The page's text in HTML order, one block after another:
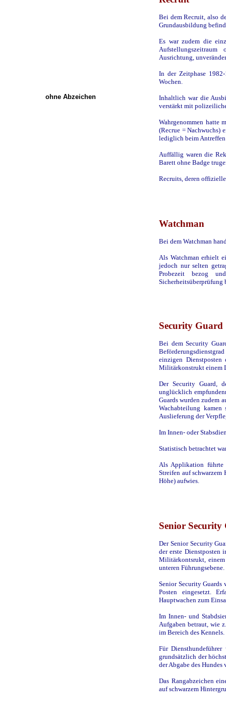
ohne Abzeichen
Bei dem Recruit, also
Grundausbildung
Es war zudem die
Ausrichtung,
In der Zeitphase
Wochen.
Inhaltlich war die
verstärkt mit
Wahrgenommen hatte
(Recrue = Nachwuchs)
lediglich beim
Auffällig waren die
Barett ohne Badge
Recruits, deren
Watchman
Bei dem Watchman
Als Watchman erhielt
jedoch nur selten
Probezeit bezog
Sicherheitsüberprüfung
Security Guard
Bei dem Security
einzigen
Militärkonstrukt einem
Der Security Guard,
unglücklich
Guards wurden zudem
Wachabteilung
Auslieferung der
Im Innen- oder
Statistisch betrachtet
Als Applikation führte
Streifen auf
Höhe) aufwies.
Senior Security
Der Senior Security
der erste Dienstposten
Militärkontsrukt,
unteren Führungsebene.
Senior Security Guards
Posten eingesetzt.
Hauptwachen zum
Im Innen- und
Aufgaben betraut, wie
im Bereich des Kennels.
Für
grundsätzlich der
der Abgabe des Hundes
Das Rangabzeichen
auf schwarzem